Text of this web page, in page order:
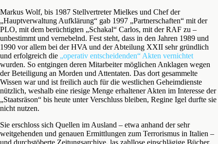
Markus Wolf, bis 1987 Stellvertreter Mielkes und Chef der
„Hauptverwaltung Aufklärung“ gab 1997 „Partnerschaften“ mit der
PLO, mit dem berüchtigten „Schakal“ Carlos, mit der RAF zu –
unbestimmt und vernebelnd. Fest steht, dass in den Jahren 1989 und
1990 vor allem bei der HVA und der Abteilung XXII sehr gründlich
und erfolgreich die „operativ entscheidenden“ Akten vernichtet
wurden. So entgingen deren Mitarbeiter möglichen Anklagen wegen
der Beteiligung an Morden und Attentaten. Das dort gesammelte
Wissen war und ist freilich auch für die westlichen Geheimdienste
nützlich, weshalb eine riesige Menge erhaltener Akten im Interesse der
„Staatsräson“ bis heute unter Verschluss bleiben, Regine Igel durfte sie
nicht nutzen.
Sie erschloss sich Quellen im Ausland – etwa anhand der sehr
weitgehenden und genauen Ermittlungen zum Terrorismus in Italien –
und durchstöberte Zeitungsarchive, las zahllose einschlägige Bücher,